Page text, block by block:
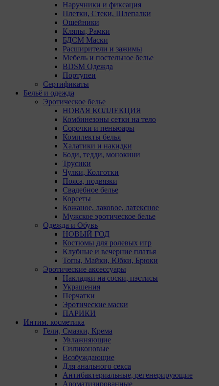
Наручники и фиксация
Плетки, Стеки, Шлепалки
Ошейники
Кляпы, Рамки
БДСМ Маски
Расширители и зажимы
Мебель и постельное белье
BDSM Одежда
Портупеи
Сертификаты
Бельё и одежда
Эротическое белье
НОВАЯ КОЛЛЕКЦИЯ
Комбинезоны сетки на тело
Сорочки и пеньюары
Комплекты белья
Халатики и накидки
Боди, тедди, монокини
Трусики
Чулки, Колготки
Пояса, подвязки
Свадебное белье
Корсеты
Кожаное, лаковое, латексное
Мужское эротическое белье
Одежда и Обувь
НОВЫЙ ГОД
Костюмы для ролевых игр
Клубные и вечерние платья
Топы, Майки, Юбки, Брюки
Эротические аксессуары
Накладки на соски, пэстисы
Украшения
Перчатки
Эротические маски
ПАРИКИ
Интим. косметика
Гели, Смазки, Крема
Увлажняющие
Силиконовые
Возбуждающие
Для анального секса
Антибактериальные, регенерирующие
Ароматизированные